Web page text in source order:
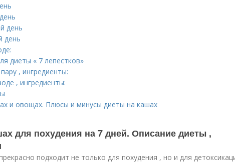
день
день
диеты « 7 лепестков»
, ингредиенты:
, ингредиенты:
и овощах. Плюсы и минусы диеты на кашах
для похудения на 7 дней. Описание диеты ,
подходит не только для похудения , но и для